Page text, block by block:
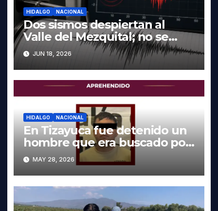
HIDALGO NACIONAL
Dos sismos despiertan al
Valle del Mezquital; no se
reportan daños en Hidalgo
JUN 18, 2026
HIDALGO NACIONAL
En Tizayuca fue detenido un
hombre que era buscado por
autoridades de Oaxaca
MAY 28, 2026